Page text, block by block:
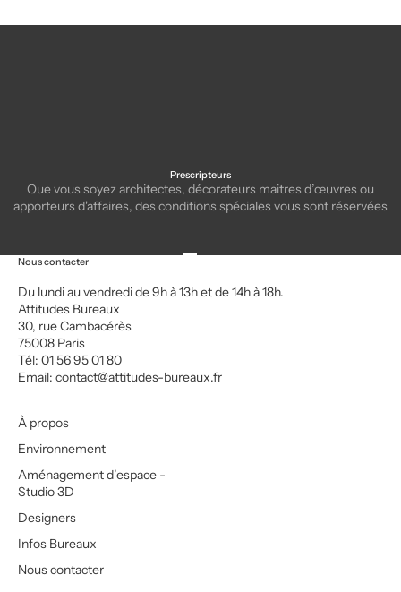
Prescripteurs
Que vous soyez architectes, décorateurs maitres d’œuvres ou
apporteurs d'affaires, des conditions spéciales vous sont réservées
Nous contacter
Du lundi au vendredi de 9h à 13h et de 14h à 18h.
Attitudes Bureaux
30, rue Cambacérès
75008 Paris
Tél: 01 56 95 01 80
Email: contact@attitudes-bureaux.fr
À propos
Environnement
Aménagement d’espace -
Studio 3D
Designers
Infos Bureaux
Nous contacter